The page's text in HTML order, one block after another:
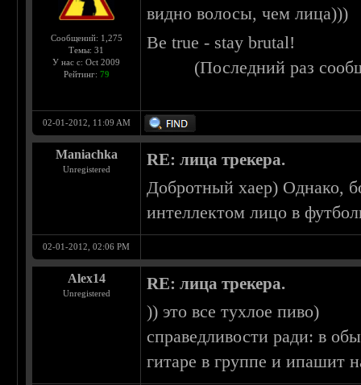
Сообщений: 1,275
Темы: 31
У нас с: Oct 2009
Рейтинг: 79
видно волосы, чем лица)))
Be true - stay brutal!
(Последний раз
02-01-2012, 11:09 AM
Maniachka
Unregistered
RE: лица трекера.
Добротный хаер) Однако,
интеллектом лицо в
02-01-2012, 02:06 PM
Alex14
Unregistered
RE: лица трекера.
)) это все тухлое пиво)
справедливости ради: в
гитаре в группе и ипашит